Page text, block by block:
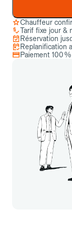
Chauffeur
Tarif fixe jour &
Réservation
Replanification
Paiement 100